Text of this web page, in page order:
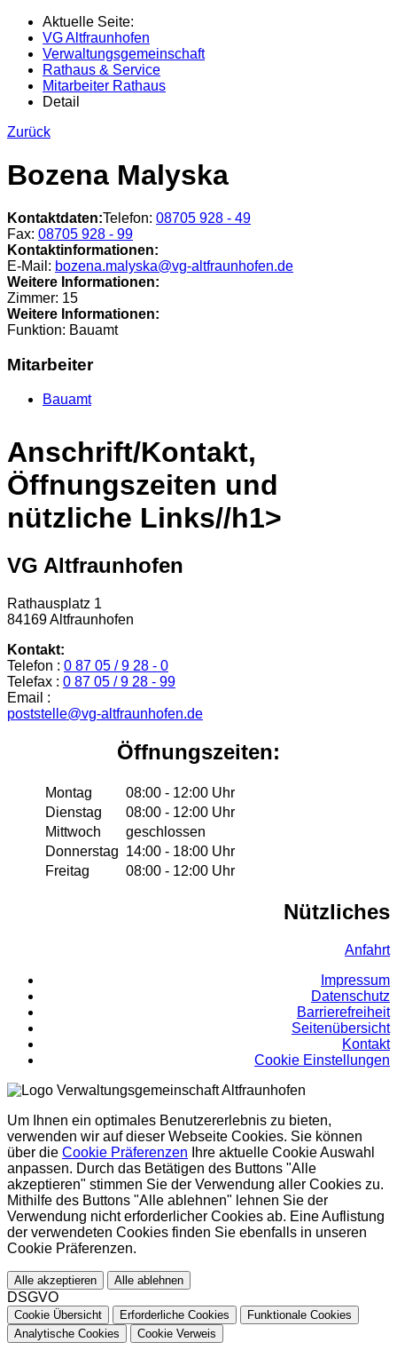
Aktuelle Seite:
VG Altfraunhofen
Verwaltungsgemeinschaft
Rathaus & Service
Mitarbeiter Rathaus
Detail
Zurück
Bozena Malyska
Kontaktdaten:Telefon: 08705 928 - 49
Fax: 08705 928 - 99
Kontaktinformationen:
E-Mail: bozena.malyska@vg-altfraunhofen.de
Weitere Informationen:
Zimmer: 15
Weitere Informationen:
Funktion: Bauamt
Mitarbeiter
Bauamt
Anschrift/Kontakt,
Öffnungszeiten und
nützliche Links//h1>
VG Altfraunhofen
Rathausplatz 1
84169 Altfraunhofen
Kontakt:
Telefon : 0 87 05 / 9 28 - 0
Telefax : 0 87 05 / 9 28 - 99
Email :
poststelle@vg-altfraunhofen.de
Öffnungszeiten:
Montag
08:00 - 12:00 Uhr
Dienstag
08:00 - 12:00 Uhr
Mittwoch
geschlossen
Donnerstag 14:00 - 18:00 Uhr
Freitag
08:00 - 12:00 Uhr
Nützliches
Anfahrt
Impressum
Datenschutz
Barrierefreiheit
Seitenübersicht
Kontakt
Cookie Einstellungen
Um Ihnen ein optimales Benutzererlebnis zu bieten,
verwenden wir auf dieser Webseite Cookies. Sie können
über die Cookie Präferenzen Ihre aktuelle Cookie Auswahl
anpassen. Durch das Betätigen des Buttons "Alle
akzeptieren" stimmen Sie der Verwendung aller Cookies zu.
Mithilfe des Buttons "Alle ablehnen" lehnen Sie der
Verwendung nicht erforderlicher Cookies ab. Eine Auflistung
der verwendeten Cookies finden Sie ebenfalls in unseren
Cookie Präferenzen.
Alle akzeptieren Alle ablehnen
DSGVO
Cookie Übersicht Erforderliche Cookies
Funktionale Cookies
Analytische Cookies
Cookie Verweis